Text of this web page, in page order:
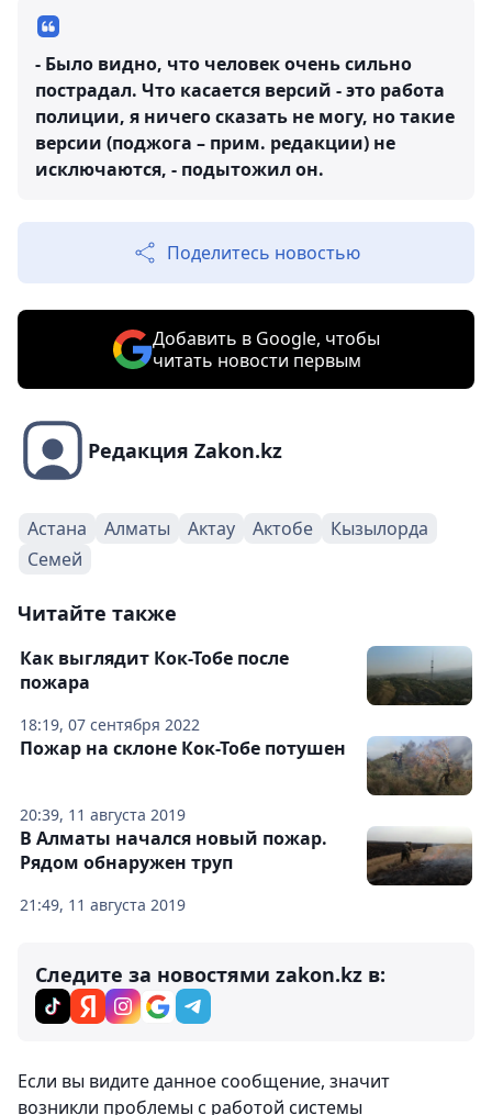
- Было видно, что человек очень сильно
пострадал. Что касается версий - это работа
полиции, я ничего сказать не могу, но такие
версии (поджога – прим. редакции) не
исключаются, - подытожил он.
Поделитесь новостью
Добавить в Google, чтобы
читать новости первым
Редакция Zakon.kz
Астана Алматы Актау Актобе
Кызылорда
Семей
Читайте также
18:19, 07 сентября 2022
Как выглядит Кок-Тобе после
пожара
20:39, 11 августа 2019
Пожар на склоне Кок-Тобе потушен
21:49, 11 августа 2019
В Алматы начался новый пожар.
Рядом обнаружен труп
Следите за новостями zakon.kz в:
Комментарии 0